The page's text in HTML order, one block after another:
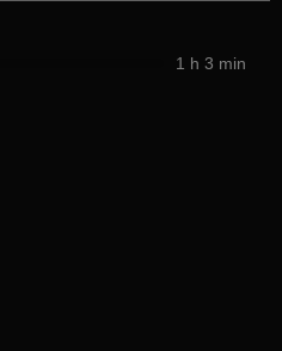
1 h 3 min